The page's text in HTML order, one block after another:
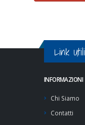
Link Utili
INFORMAZIONI
Chi Siamo
Contatti